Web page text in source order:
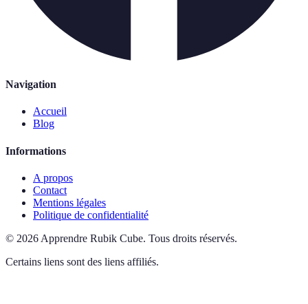
Navigation
Accueil
Blog
Informations
A propos
Contact
Mentions légales
Politique de confidentialité
© 2026 Apprendre Rubik Cube. Tous droits réservés.
Certains liens sont des liens affiliés.